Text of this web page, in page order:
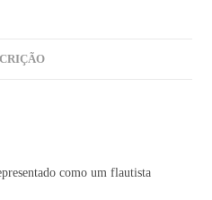
como um flautista